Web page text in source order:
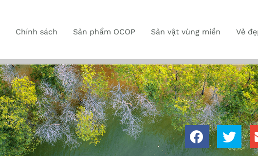
Chính sách Sản phẩm OCOP Sản vật vùng miền Vẻ